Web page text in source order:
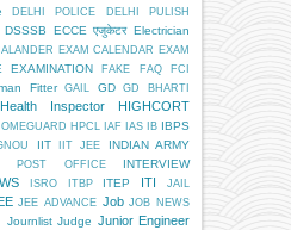
DELHI POLICE DELHI PULISH
DSSSB ECCE एजुकेटर Electrician
EXAM CALENDAR EXAM
EXAMINATION FAKE FAQ
FCI
Fitter GAIL GD GD BHARTI
Health Inspector HIGHCORT
HPCL IAF IAS IB IBPS
IIT IIT JEE INDIAN ARMY
POST OFFICE INTERVIEW
ISRO ITBP ITEP ITI
JAIL
JEE ADVANCE Job JOB NEWS
Journlist Judge Junior Engineer